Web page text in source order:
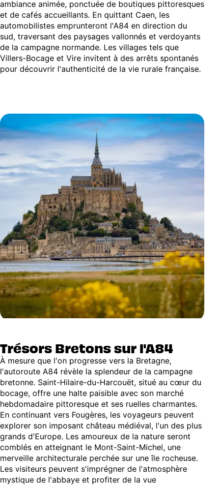
ambiance animée, ponctuée de boutiques pittoresques
et de cafés accueillants. En quittant Caen, les
automobilistes emprunteront l'A84 en direction du
sud, traversant des paysages vallonnés et verdoyants
de la campagne normande. Les villages tels que
Villers-Bocage et Vire invitent à des arrêts spontanés
pour découvrir l'authenticité de la vie rurale française.
Trésors Bretons sur l'A84
À mesure que l'on progresse vers la Bretagne,
l'autoroute A84 révèle la splendeur de la campagne
bretonne. Saint-Hilaire-du-Harcouët, situé au cœur du
bocage, offre une halte paisible avec son marché
hebdomadaire pittoresque et ses ruelles charmantes.
En continuant vers Fougères, les voyageurs peuvent
explorer son imposant château médiéval, l'un des plus
grands d'Europe. Les amoureux de la nature seront
comblés en atteignant le Mont-Saint-Michel, une
merveille architecturale perchée sur une île rocheuse.
Les visiteurs peuvent s'imprégner de l'atmosphère
mystique de l'abbaye et profiter de la vue